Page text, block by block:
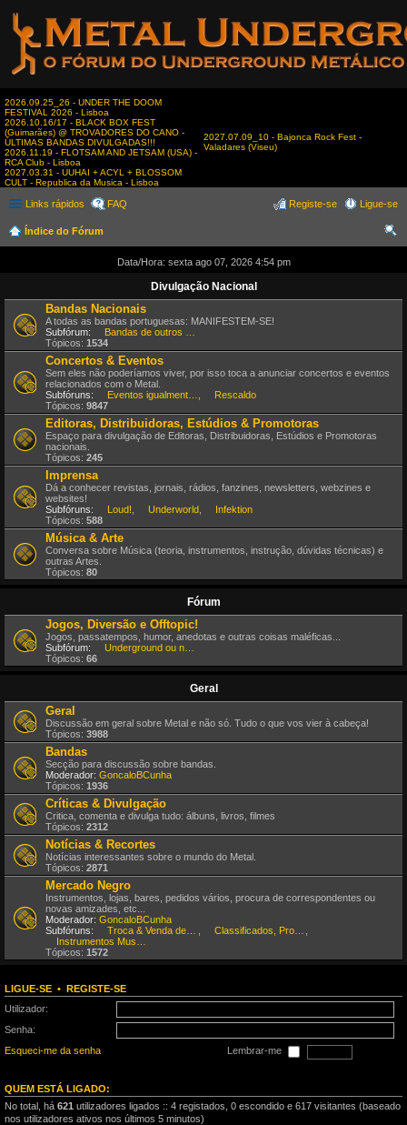
2026.09.25_26 - UNDER THE DOOM
FESTIVAL 2026 - Lisboa
2026.10.16/17 - BLACK BOX FEST
(Guimarães) @ TROVADORES DO CANO -
ÚLTIMAS BANDAS DIVULGADAS!!!
2026.11.19 - FLOTSAM AND JETSAM (USA) -
RCA Club - Lisboa
2027.03.31 - UUHAI + ACYL + BLOSSOM
CULT - Republica da Musica - Lisboa
2027.07.09_10 - Bajonca Rock Fest -
Valadares (Viseu)
Links rápidos FAQ Ligue-se
Registe-se
Índice do Fórum
Data/Hora: sexta ago 07, 2026 4:54 pm
Divulgação Nacional
Bandas Nacionais
A todas as bandas portuguesas: MANIFESTEM-SE!
Subfórum:
Tópicos: 1534
Concertos & Eventos
Sem eles não poderíamos viver, por isso toca a anunciar concertos e eventos
relacionados com o Metal.
Subfóruns:
Rescaldo
Tópicos: 9847
Editoras, Distribuidoras, Estúdios & Promotoras
Espaço para divulgação de Editoras, Distribuidoras, Estúdios e Promotoras
nacionais.
Tópicos: 245
Imprensa
Dá a conhecer revistas, jornais, rádios, fanzines, newsletters, webzines e
websites!
Subfóruns:
Loud! Underworld
Infektion
Tópicos: 588
Música & Arte
Conversa sobre Música (teoria, instrumentos, instrução, dúvidas técnicas) e
outras Artes.
Tópicos: 80
Fórum
Jogos, Diversão e Offtopic!
Jogos, passatempos, humor, anedotas e outras coisas maléficas...
Subfórum:
Tópicos: 66
Geral
Geral
Discussão em geral sobre Metal e não só. Tudo o que vos vier à cabeça!
Tópicos: 3988
Bandas
Secção para discussão sobre bandas.
Moderador: GoncaloBCunha
Tópicos: 1936
Críticas & Divulgação
Critica, comenta e divulga tudo: álbuns, livros, filmes
Tópicos: 2312
Notícias & Recortes
Notícias interessantes sobre o mundo do Metal.
Tópicos: 2871
Mercado Negro
Instrumentos, lojas, bares, pedidos vários, procura de correspondentes ou
novas amizades, etc...
Moderador: GoncaloBCunha
Subfóruns:
Tópicos: 1572
LIGUE-SE • REGISTE-SE
Utilizador:
Senha:
Esqueci-me da senha
Lembrar-me
QUEM ESTÁ LIGADO:
No total, há 621 utilizadores ligados :: 4 registados, 0 escondido e 617 visitantes (baseado
nos utilizadores ativos nos últimos 5 minutos)